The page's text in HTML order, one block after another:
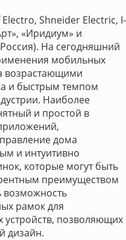
Shneider Electric, I-
«Иридиум» и
На сегодняшний
мобильных
возрастающими
и быстрым темпом
Наиболее
и простой в
дома
и интуитивно
которые могут быть
преимуществом
возможность
рамок для
позволяющих
дизайн.